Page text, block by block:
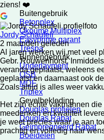
Buitengebruik
Betonplex
Okoume Multiplex
Easyprime garant
Trespa
Binnengebruik
Underlayment
OSB
MDF
Triplex
Gevelbekleding
Douglas profielen
Douglas Rabat
Geïmpregneerd Rabat
Boeidelen
ziens! ❤️
Jordy Schaufeli
2 maanden geleden
Al jaren werken wij met veel
Gebr. Rouwenhorst.
veranda geplaatst, weleens
geplaatst en daarnaast ook
Zoals altijd is alles weer
Het zijn echte vakmannen
meedenken en kwaliteit
je weet precies waar je aan
prachtig en volledig naar